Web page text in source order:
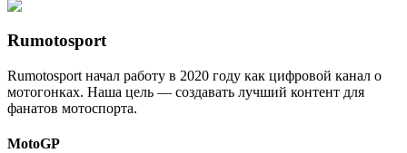
Rumotosport
Rumotosport начал работу в 2020 году как цифровой канал о
мотогонках. Наша цель — создавать лучший контент для
фанатов мотоспорта.
MotoGP